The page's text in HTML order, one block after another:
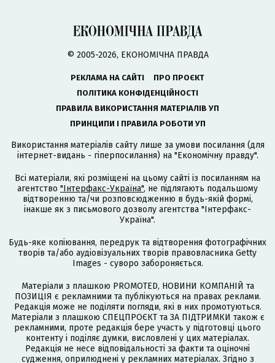
© 2005-2026, ЕКОНОМІЧНА ПРАВДА
РЕКЛАМА НА САЙТІ
ПРО ПРОЄКТ
ПОЛІТИКА КОНФІДЕНЦІЙНОСТІ
ПРАВИЛА ВИКОРИСТАННЯ МАТЕРІАЛІВ УП
ПРИНЦИПИ І ПРАВИЛА РОБОТИ УП
Використання матеріалів сайту лише за умови посилання (для
інтернет-видань - гіперпосилання) на "Економічну правду".
Всі матеріали, які розміщені на цьому сайті із посиланням на
агентство "Інтерфакс-Україна", не підлягають подальшому
відтворенню та/чи розповсюдженню в будь-якій формі,
інакше як з письмового дозволу агентства "Інтерфакс-
Україна".
Будь-яке копіювання, передрук та відтворення фотографічних
творів та/або аудіовізуальних творів правовласника Getty
Images - суворо забороняється.
Матеріали з плашкою PROMOTED, НОВИНИ КОМПАНІЙ та
ПОЗИЦІЯ є рекламними та публікуються на правах реклами.
Редакція може не поділяти погляди, які в них промотуються.
Матеріали з плашкою СПЕЦПРОЄКТ та ЗА ПІДТРИМКИ також є
рекламними, проте редакція бере участь у підготовці цього
контенту і поділяє думки, висловлені у цих матеріалах.
Редакція не несе відповідальності за факти та оціночні
судження, оприлюднені у рекламних матеріалах. Згідно з